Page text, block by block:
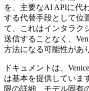
を、主要なAI APIに代
する代替手段として位
て、これはインタラク
送信することなく、
方法になる可能性があ
ドキュメントは、
は基本を提供していま
限の詳細、モデル固有